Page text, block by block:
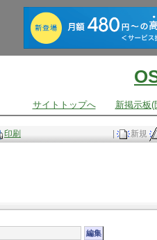
サイトトップへ 新掲示板(
| 新規
印刷